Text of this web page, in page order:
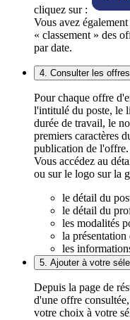
cliquez sur :
Vous avez
« classement » des
par date.
4. Consulter les
Pour chaque offre
l'intitulé du poste, le
durée de travail, le
premiers caractères
publication de l'offre.
Vous accédez au
ou sur le logo sur la
le détail du
le détail du
les modalités
la présentation
les
5. Ajouter à votre
Depuis la page de
d'une offre
votre choix à votre